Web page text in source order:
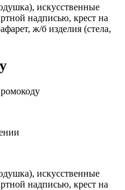
искусственные
надписью, крест на
ж/б изделия (стела,
искусственные
надписью, крест на